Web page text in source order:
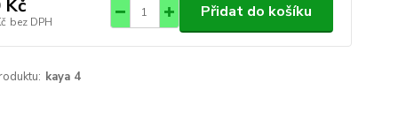
Kč
bez DPH
Přidat do košíku
kaya 4